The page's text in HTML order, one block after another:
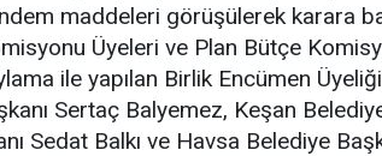
maddeleri görüşülerek karara
Üyeleri ve Plan Bütçe
ile yapılan Birlik Encümen
Sertaç Balyemez, Keşan
Sedat Balkı ve Havsa Belediye